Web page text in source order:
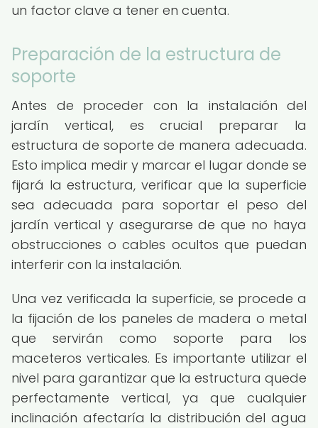
un factor clave a tener en cuenta.
Preparación de la estructura de
soporte
Antes de proceder con la instalación del
jardín vertical, es crucial preparar la
estructura de soporte de manera adecuada.
Esto implica medir y marcar el lugar donde se
fijará la estructura, verificar que la superficie
sea adecuada para soportar el peso del
jardín vertical y asegurarse de que no haya
obstrucciones o cables ocultos que puedan
interferir con la instalación.
Una vez verificada la superficie, se procede a
la fijación de los paneles de madera o metal
que servirán como soporte para los
maceteros verticales. Es importante utilizar el
nivel para garantizar que la estructura quede
perfectamente vertical, ya que cualquier
inclinación afectaría la distribución del agua